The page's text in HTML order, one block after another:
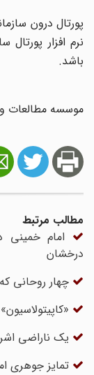
پورتال درون
نرم افزار
باشد.
موسسه مطالعات
مطالب مرتبط
امام خمینی در
درخشان
چهار روحانی که در سال 1342 امام
«کاپیتولاسیون»
یک ناراضی
تمایز جوهری